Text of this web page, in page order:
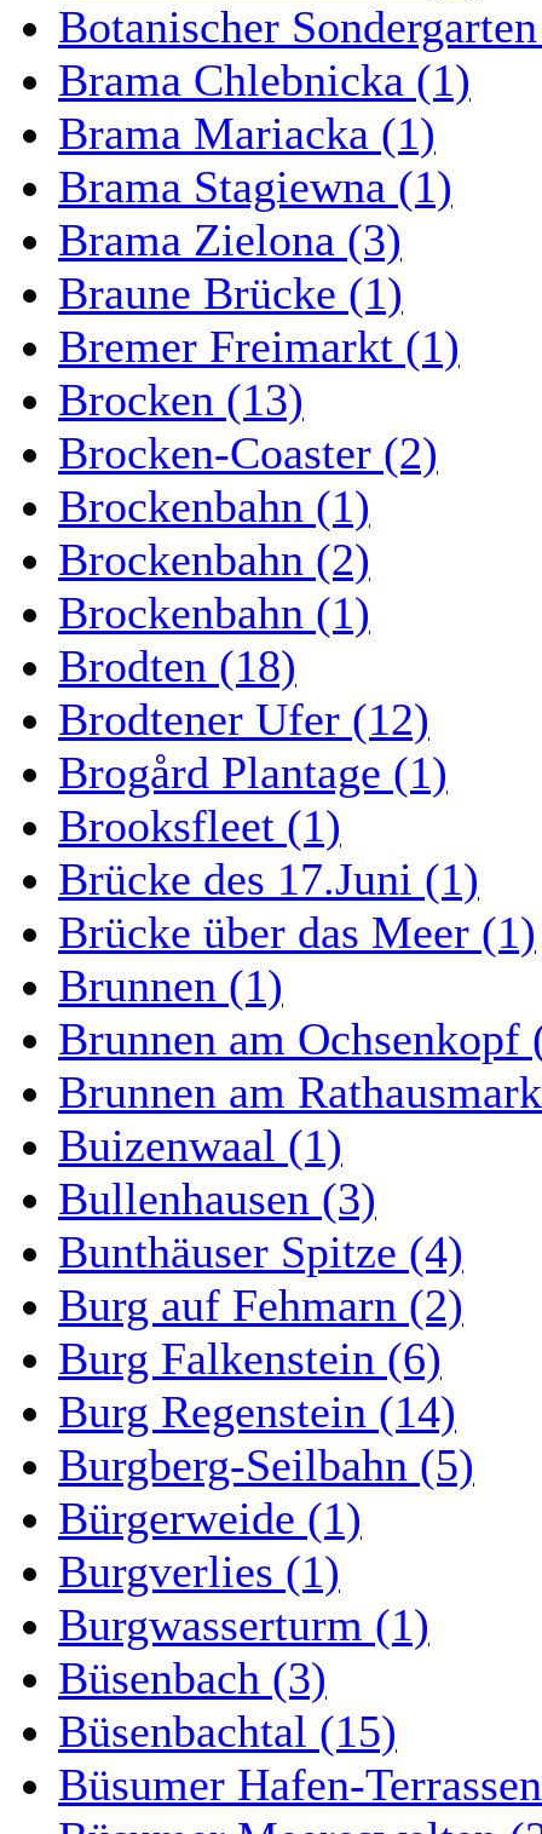
Botanischer
Brama Chlebnicka (1)
Brama Mariacka (1)
Brama Stagiewna (1)
Brama Zielona (3)
Braune Brücke (1)
Bremer Freimarkt (1)
Brocken (13)
Brocken-Coaster (2)
Brockenbahn (1)
Brockenbahn (2)
Brockenbahn (1)
Brodten (18)
Brodtener Ufer (12)
Brogård Plantage (1)
Brooksfleet (1)
Brücke des 17.Juni (1)
Brücke über das Meer (1)
Brunnen (1)
Brunnen am Ochsenkopf
Brunnen am
Buizenwaal (1)
Bullenhausen (3)
Bunthäuser Spitze (4)
Burg auf Fehmarn (2)
Burg Falkenstein (6)
Burg Regenstein (14)
Burgberg-Seilbahn (5)
Bürgerweide (1)
Burgverlies (1)
Burgwasserturm (1)
Büsenbach (3)
Büsenbachtal (15)
Büsumer Hafen-